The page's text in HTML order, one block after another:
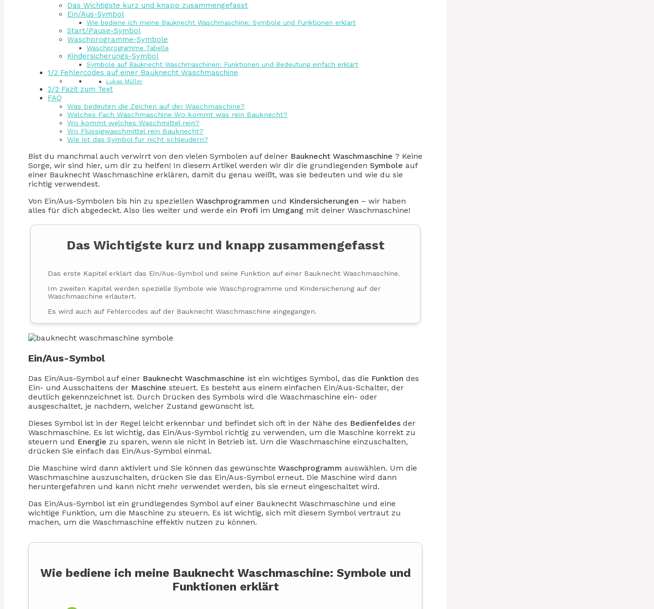
Das Wichtigste kurz und knapp zusammengefasst
Ein/Aus-Symbol
Wie bediene ich meine Bauknecht Waschmaschine: Symbole und Funktionen erklärt
Start/Pause-Symbol
Waschprogramme-Symbole
Waschprogramme Tabelle
Kindersicherungs-Symbol
Symbole auf Bauknecht Waschmaschinen: Funktionen und Bedeutung einfach erklärt
1/2 Fehlercodes auf einer Bauknecht Waschmaschine
Lukas Müller
2/2 Fazit zum Text
FAQ
Was bedeuten die Zeichen auf der Waschmaschine?
Welches Fach Waschmaschine Wo kommt was rein Bauknecht?
Wo kommt welches Waschmittel rein?
Wo Flüssigwaschmittel rein Bauknecht?
Wie ist das Symbol für nicht schleudern?
Bist du manchmal auch verwirrt von den vielen Symbolen auf deiner Bauknecht Waschmaschine ? Keine
Sorge, wir sind hier, um dir zu helfen! In diesem Artikel werden wir dir die grundlegenden Symbole auf
einer Bauknecht Waschmaschine erklären, damit du genau weißt, was sie bedeuten und wie du sie
richtig verwendest.
Von Ein/Aus-Symbolen bis hin zu speziellen Waschprogrammen und Kindersicherungen – wir haben
alles für dich abgedeckt. Also lies weiter und werde ein Profi im Umgang mit deiner Waschmaschine!
Das Wichtigste kurz und knapp zusammengefasst
Das erste Kapitel erklärt das Ein/Aus-Symbol und seine Funktion auf einer Bauknecht Waschmaschine.
Im zweiten Kapitel werden spezielle Symbole wie Waschprogramme und Kindersicherung auf der
Waschmaschine erläutert.
Es wird auch auf Fehlercodes auf der Bauknecht Waschmaschine eingegangen.
Ein/Aus-Symbol
Das Ein/Aus-Symbol auf einer Bauknecht Waschmaschine ist ein wichtiges Symbol, das die Funktion des
Ein- und Ausschaltens der Maschine steuert. Es besteht aus einem einfachen Ein/Aus-Schalter, der
deutlich gekennzeichnet ist. Durch Drücken des Symbols wird die Waschmaschine ein- oder
ausgeschaltet, je nachdem, welcher Zustand gewünscht ist.
Dieses Symbol ist in der Regel leicht erkennbar und befindet sich oft in der Nähe des Bedienfeldes der
Waschmaschine. Es ist wichtig, das Ein/Aus-Symbol richtig zu verwenden, um die Maschine korrekt zu
steuern und Energie zu sparen, wenn sie nicht in Betrieb ist. Um die Waschmaschine einzuschalten,
drücken Sie einfach das Ein/Aus-Symbol einmal.
Die Maschine wird dann aktiviert und Sie können das gewünschte Waschprogramm auswählen. Um die
Waschmaschine auszuschalten, drücken Sie das Ein/Aus-Symbol erneut. Die Maschine wird dann
heruntergefahren und kann nicht mehr verwendet werden, bis sie erneut eingeschaltet wird.
Das Ein/Aus-Symbol ist ein grundlegendes Symbol auf einer Bauknecht Waschmaschine und eine
wichtige Funktion, um die Maschine zu steuern. Es ist wichtig, sich mit diesem Symbol vertraut zu
machen, um die Waschmaschine effektiv nutzen zu können.
Wie bediene ich meine Bauknecht Waschmaschine: Symbole und
Funktionen erklärt